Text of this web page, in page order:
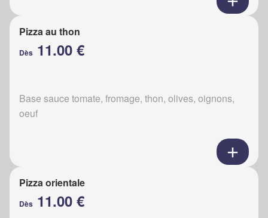
Pizza au thon
Dès 11.00 €
Base sauce tomate, fromage, thon, olives, oignons,
oeuf
Pizza orientale
Dès 11.00 €